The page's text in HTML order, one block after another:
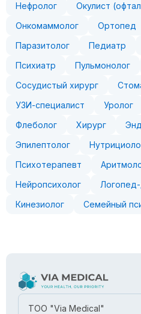
Нефролог
Окулист
Онкомаммолог
Ортопед
Паразитолог
Педиатр
Психиатр
Пульмонолог
Сосудистый хирург
УЗИ-специалист
Уролог
Флеболог
Хирург
Эпилептолог
Психотерапевт
Нейропсихолог
Кинезиолог
Семейный
ТОО "Via Medical"